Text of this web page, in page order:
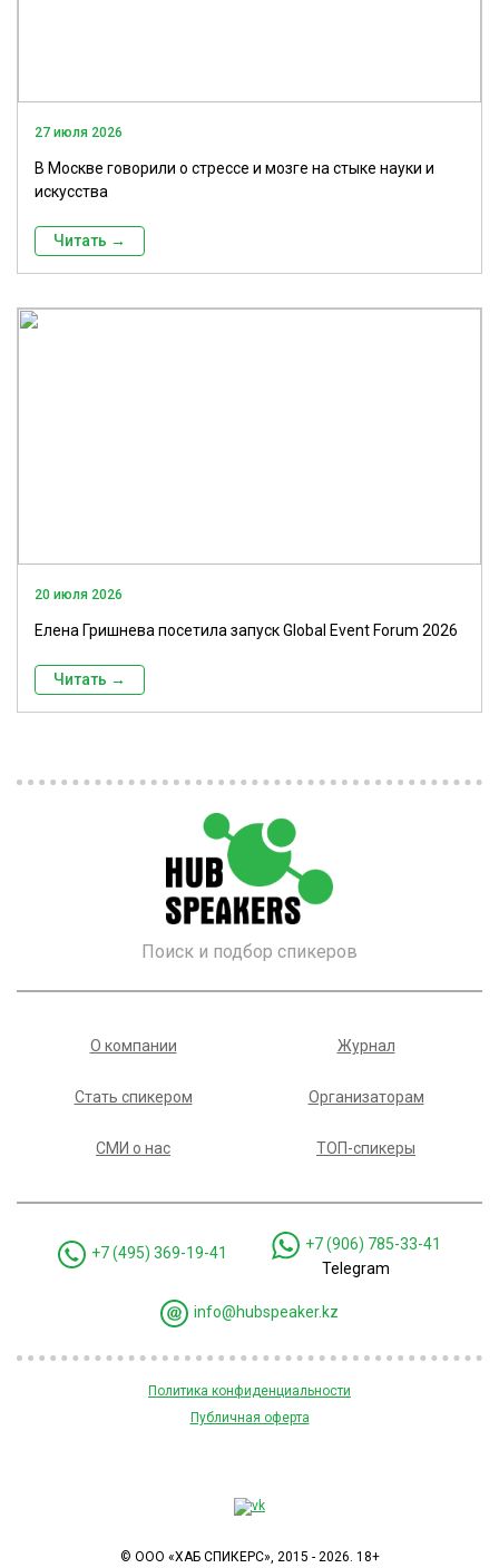
27 июля 2026
В Москве говорили о стрессе и мозге на стыке науки и
искусства
Читать →
20 июля 2026
Елена Гришнева посетила запуск Global Event Forum 2026
Читать →
Поиск и подбор спикеров
О компании Журнал
Стать спикером Организаторам
СМИ о нас ТОП-спикеры
+7 (495) 369-19-41
+7 (906) 785-33-41
Telegram
info@hubspeaker.kz
Политика конфиденциальности
Публичная оферта
© ООО «ХАБ СПИКЕРС», 2015 - 2026. 18+